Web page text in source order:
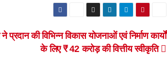
प्रदान की विभिन्न विकास योजनाओं एवं निर्माण कार्यों
के लिए ₹ 42 करोड़ की वित्तीय स्वीकृति